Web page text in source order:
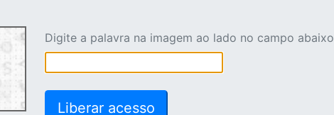
Digite a palavra na imagem ao lado no campo abaixo